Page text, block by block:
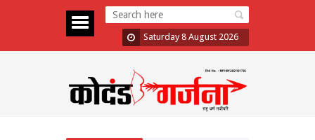
Saturday 8 August 2026